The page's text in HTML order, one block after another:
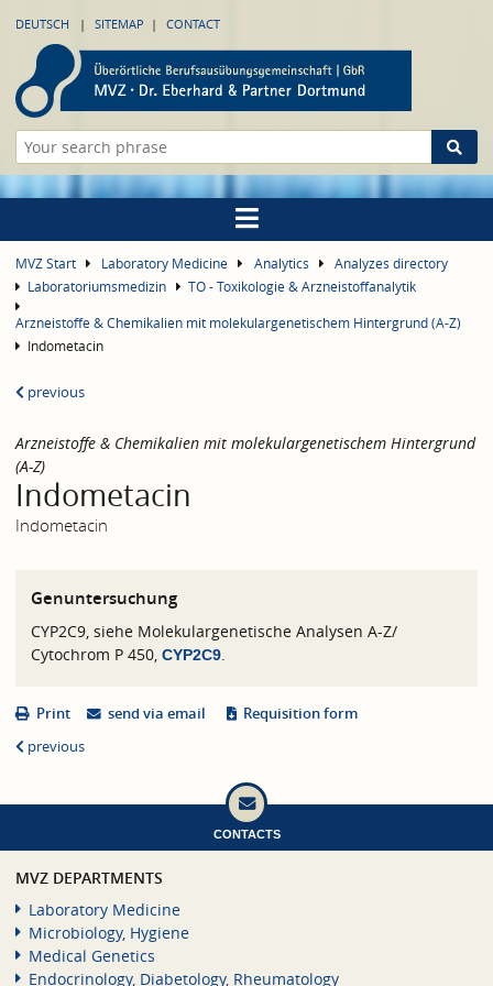
DEUTSCH SITEMAP CONTACT
MVZ Start Laboratory Medicine Analytics
Analyzes directory
Laboratoriumsmedizin
TO - Toxikologie & Arzneistoffanalytik
Arzneistoffe & Chemikalien mit molekulargenetischem Hintergrund (A-Z)
Indometacin
previous
Arzneistoffe & Chemikalien mit molekulargenetischem Hintergrund
(A-Z)
Indometacin
Indometacin
Genuntersuchung
CYP2C9, siehe Molekulargenetische Analysen A-Z/
Cytochrom P 450, CYP2C9.
Print send via email
Requisition form
previous
CONTACTS
MVZ DEPARTMENTS
Laboratory Medicine
Microbiology, Hygiene
Medical Genetics
Endocrinology, Diabetology, Rheumatology